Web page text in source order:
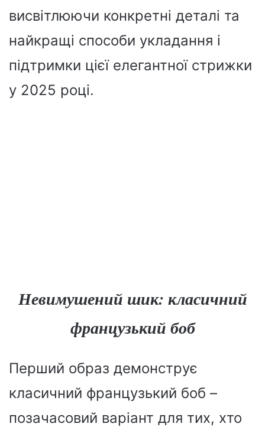
висвітлюючи конкретні деталі та
найкращі способи укладання і
підтримки цієї елегантної стрижки
у 2025 році.
Невимушений шик: класичний
французький боб
Перший образ демонструє
класичний французький боб –
позачасовий варіант для тих, хто